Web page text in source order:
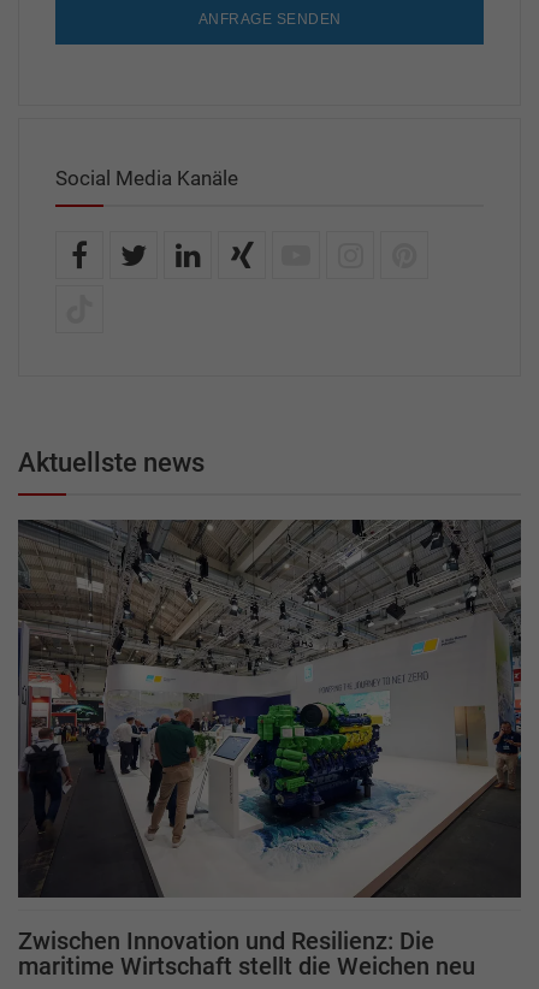
ANFRAGE SENDEN
Social Media Kanäle
Aktuellste news
Zwischen Innovation und Resilienz: Die
maritime Wirtschaft stellt die Weichen neu